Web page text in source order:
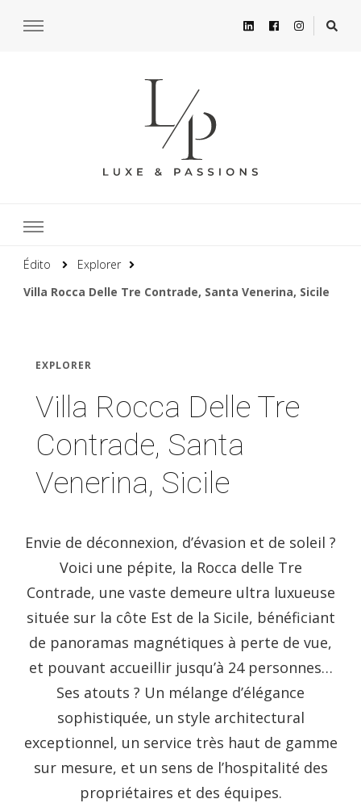
Édito
Explorer
Villa Rocca Delle Tre Contrade, Santa Venerina, Sicile
EXPLORER
Villa Rocca Delle Tre
Contrade, Santa
Venerina, Sicile
Envie de déconnexion, d’évasion et de soleil ?
Voici une pépite, la Rocca delle Tre
Contrade, une vaste demeure ultra luxueuse
située sur la côte Est de la Sicile, bénéficiant
de panoramas magnétiques à perte de vue,
et pouvant accueillir jusqu’à 24 personnes…
Ses atouts ? Un mélange d’élégance
sophistiquée, un style architectural
exceptionnel, un service très haut de gamme
sur mesure, et un sens de l’hospitalité des
propriétaires et des équipes.